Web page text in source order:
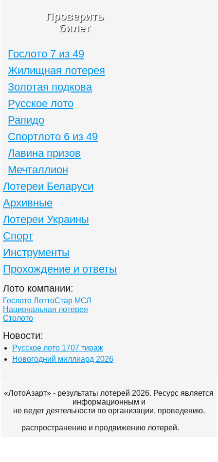
Проверить
билет
Гослото 7 из 49
Жилищная лотерея
Золотая подкова
Русское лото
Рапидо
Спортлото 6 из 49
Лавина призов
Мечталлион
Лотереи Беларуси
Архивные
Лотереи Украины
Спорт
Инструменты
Прохождение и ответы
Лото компании:
Гослото ЛоттоСтар МСЛ
Национальная лотерея
Столото
Новости:
Русское лото 1707 тираж
Новогодний миллиард 2026
«ЛотоАзарт» - результаты лотерей 2026. Ресурс является
информационным и
не ведет деятельности по организации, проведению,
распространению и продвижению лотерей.